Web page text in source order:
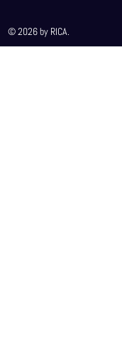
© 2026 by RICA.